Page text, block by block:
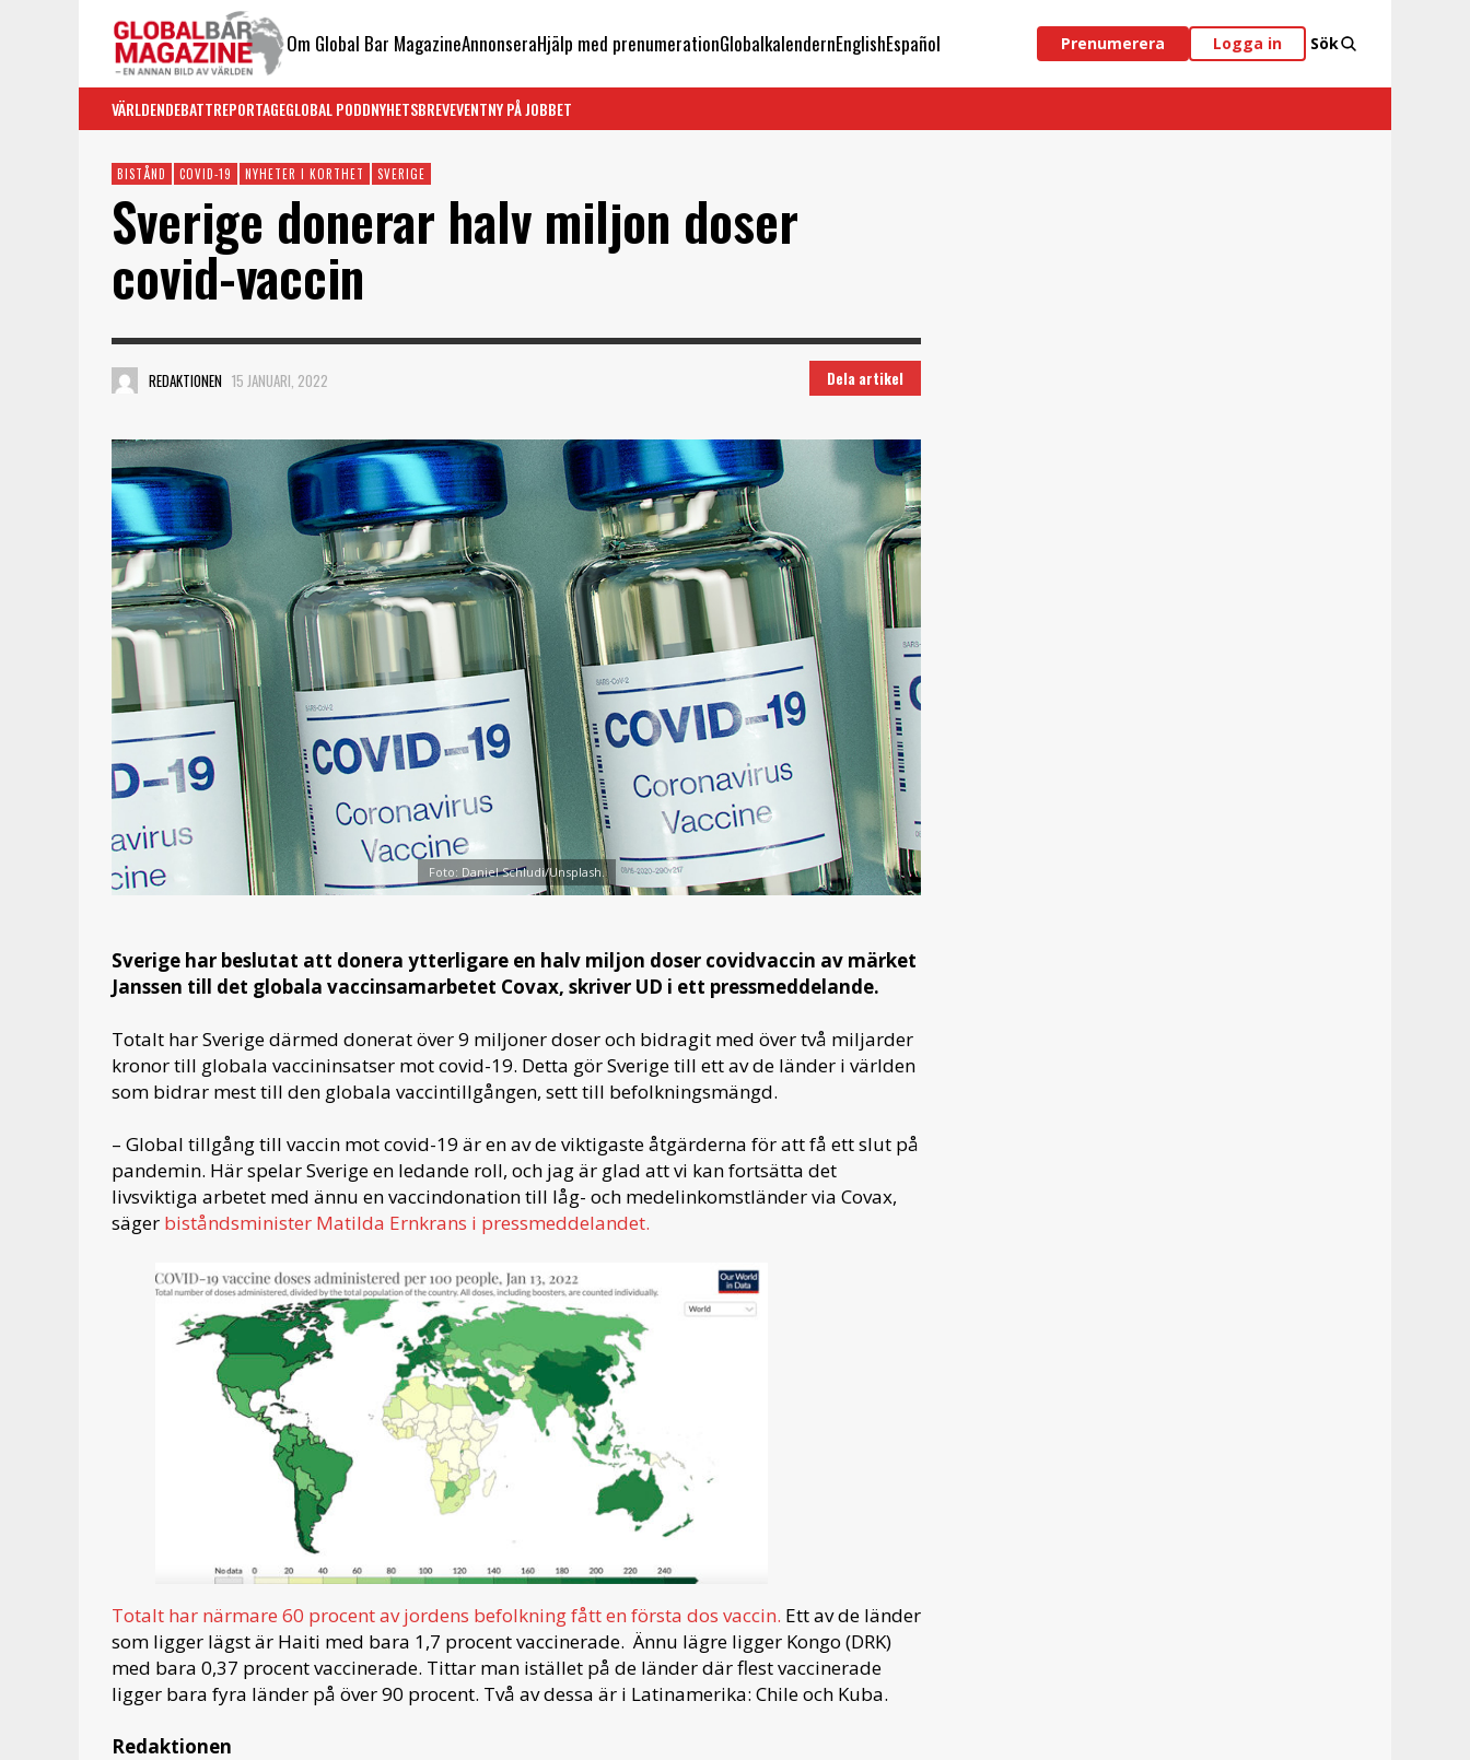
Om Global Bar MagazineAnnonseraHjälp med prenumerationGlobalkalendernEnglishEspañol Prenumerera Logga in Sök
VÄRLDENDEBATTREPORTAGEGLOBAL PODDNYHETSBREVEVENTNY PÅ JOBBET
BISTÅND COVID-19 NYHETER I KORTHET SVERIGE
Sverige donerar halv miljon doser
covid-vaccin
REDAKTIONEN 15 JANUARI, 2022 Dela artikel
Foto: Daniel Schludi/Unsplash.
Sverige har beslutat att donera ytterligare en halv miljon doser covidvaccin av märket
Janssen till det globala vaccinsamarbetet Covax, skriver UD i ett pressmeddelande.
Totalt har Sverige därmed donerat över 9 miljoner doser och bidragit med över två miljarder
kronor till globala vaccininsatser mot covid-19. Detta gör Sverige till ett av de länder i världen
som bidrar mest till den globala vaccintillgången, sett till befolkningsmängd.
– Global tillgång till vaccin mot covid-19 är en av de viktigaste åtgärderna för att få ett slut på
pandemin. Här spelar Sverige en ledande roll, och jag är glad att vi kan fortsätta det
livsviktiga arbetet med ännu en vaccindonation till låg- och medelinkomstländer via Covax,
säger biståndsminister Matilda Ernkrans i pressmeddelandet.
Totalt har närmare 60 procent av jordens befolkning fått en första dos vaccin. Ett av de länder
som ligger lägst är Haiti med bara 1,7 procent vaccinerade. Ännu lägre ligger Kongo (DRK)
med bara 0,37 procent vaccinerade. Tittar man istället på de länder där flest vaccinerade
ligger bara fyra länder på över 90 procent. Två av dessa är i Latinamerika: Chile och Kuba.
Redaktionen